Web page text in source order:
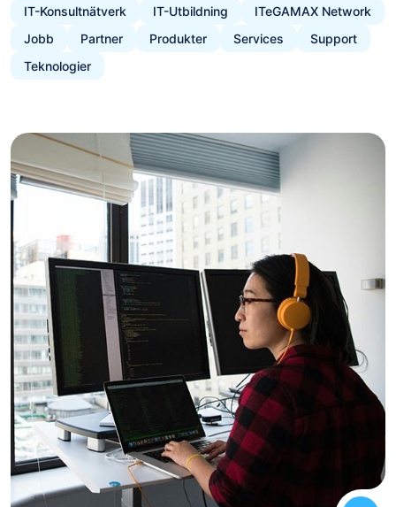
IT-Konsultnätverk
IT-Utbildning
ITeGAMAX Network
Jobb
Partner Produkter Services
Support
Teknologier